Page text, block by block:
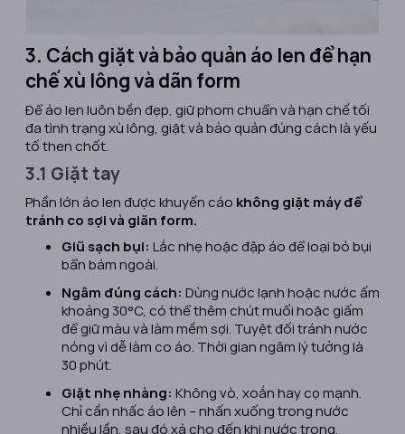
3. Cách giặt và bảo quản áo len để hạn
chế xù lông và dãn form
Để áo len luôn bền đẹp, giữ phom chuẩn và hạn chế tối
đa tình trạng xù lông, giặt và bảo quản đúng cách là yếu
tố then chốt.
3.1 Giặt tay
Phần lớn áo len được khuyến cáo không giặt máy để
tránh co sợi và giãn form.
Giũ sạch bụi: Lắc nhẹ hoặc đập áo để loại bỏ bụi
bẩn bám ngoài.
Ngâm đúng cách: Dùng nước lạnh hoặc nước ấm
khoảng 30°C, có thể thêm chút muối hoặc giấm
để giữ màu và làm mềm sợi. Tuyệt đối tránh nước
nóng vì dễ làm co áo. Thời gian ngâm lý tưởng là
30 phút.
Giặt nhẹ nhàng: Không vò, xoắn hay cọ mạnh.
Chỉ cần nhấc áo lên – nhấn xuống trong nước
nhiều lần, sau đó xả cho đến khi nước trong.